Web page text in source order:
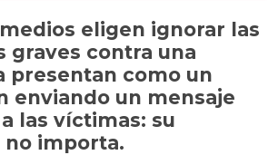
A
p
p
b
o
o
k
t Li
n
k
ar
tir
eligen ignorar las
graves contra una
presentan como un
enviando un mensaje
las víctimas: su
importa.